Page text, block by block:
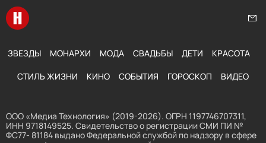
Перейти на главную
ЗВЕЗДЫ МОНАРХИ МОДА СВАДЬБЫ ДЕТИ КРАСОТА
СТИЛЬ ЖИЗНИ КИНО СОБЫТИЯ ГОРОСКОП ВИДЕО
ООО «Медиа Технология» (2019-2026). ОГРН 1197746707311,
ИНН 9718149525. Свидетельство о регистрации СМИ ПИ №
ФС77- 81184 выдано Федеральной службой по надзору в сфере